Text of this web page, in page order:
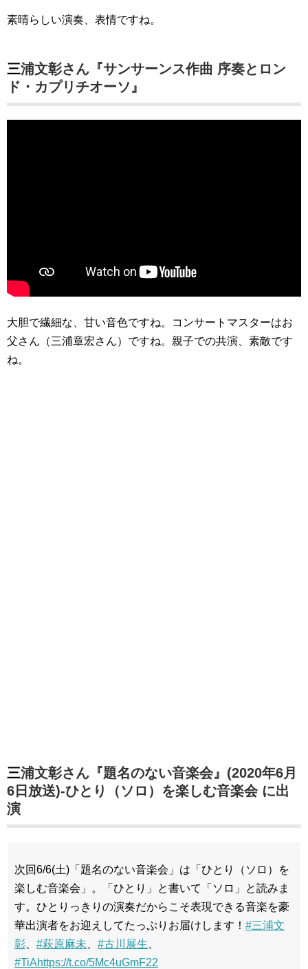
素晴らしい演奏、表情ですね。
三浦文彰さん『サンサーンス作曲 序奏とロン
ド・カプリチオーソ』
大胆で繊細な、甘い音色ですね。コンサートマスターはお
父さん（三浦章宏さん）ですね。親子での共演、素敵です
ね。
三浦文彰さん『題名のない音楽会』(2020年6月
6日放送)-ひとり（ソロ）を楽しむ音楽会 に出
演
次回6/6(土)「題名のない音楽会」は「ひとり（ソロ）を
楽しむ音楽会」。「ひとり」と書いて「ソロ」と読みま
す。ひとりっきりの演奏だからこそ表現できる音楽を豪
華出演者をお迎えしてたっぷりお届けします！ #三浦文
彰
#萩原麻未 #古川展生
#TiAhttps://t.co/5Mc4uGmF22